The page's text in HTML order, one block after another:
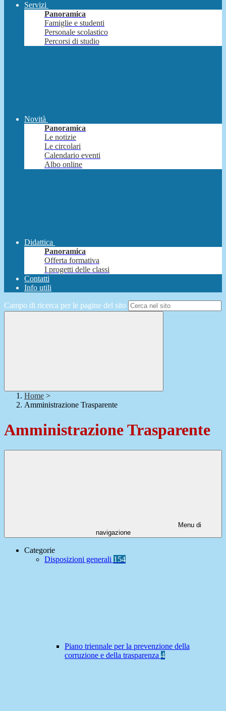
Servizi
Panoramica
Famiglie e studenti
Personale scolastico
Percorsi di studio
Novità
Panoramica
Le notizie
Le circolari
Calendario eventi
Albo online
Didattica
Panoramica
Offerta formativa
I progetti delle classi
Contatti
Info utili
Campo di ricerca per le pagine del sito
Home >
Amministrazione Trasparente
Amministrazione Trasparente
Menu di
navigazione
Categorie
Disposizioni generali 154
Piano triennale per la prevenzione della
corruzione e della trasparenza 4